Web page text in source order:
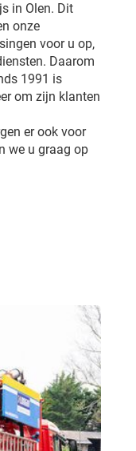
in Olen. Dit
onze
voor u op,
Daarom
1991 is
om zijn klanten
er ook voor
we u graag op